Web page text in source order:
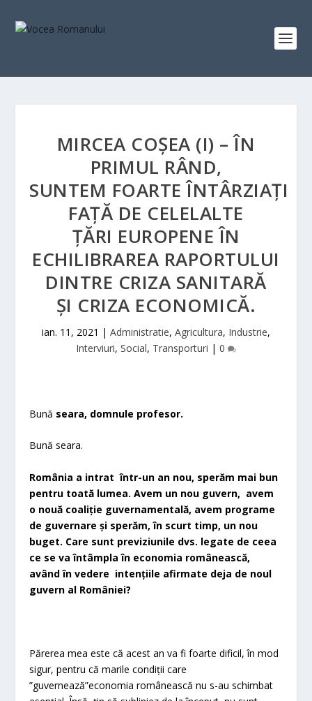
MIRCEA COȘEA (I) – ÎN
PRIMUL RÂND,
SUNTEM FOARTE ÎNTÂRZIAȚI
FAȚĂ DE CELELALTE
ȚĂRI EUROPENE ÎN
ECHILIBRAREA RAPORTULUI
DINTRE CRIZA SANITARĂ
ȘI CRIZA ECONOMICĂ.
ian. 11, 2021 | Administratie, Agricultura, Industrie,
Interviuri, Social, Transporturi | 0
Bună seara, domnule profesor.
Bună seara.
România a intrat într-un an nou, sperăm mai bun
pentru toată lumea. Avem un nou guvern, avem
o nouă coaliție guvernamentală, avem programe
de guvernare și sperăm, în scurt timp, un nou
buget. Care sunt previziunile dvs. legate de ceea
ce se va întâmpla în economia românească,
având în vedere intențiile afirmate deja de noul
guvern al României?
Părerea mea este că acest an va fi foarte dificil, în mod
sigur, pentru că marile condiții care
”guvernează”economia românească nu s-au schimbat